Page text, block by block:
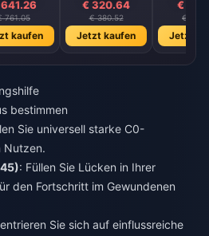
761.05
kaufen
€ 320.64
€ 380.52
Jetzt kaufen
€
€
Jetzt
bestimmen
Sie universell starke C0-
Nutzen.
: Füllen Sie Lücken in Ihrer
den Fortschritt im Gewundenen
Sie sich auf einflussreiche